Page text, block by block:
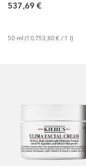
537,69 €
50 ml (10.753,80 € / 1 )